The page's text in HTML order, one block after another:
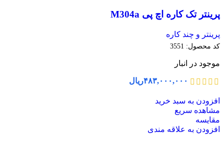
پرینتر تک کاره اچ پی M304a
پرینتر و چند کاره
کد محصول: 3551
موجود در انبار
۴۸۳,۰۰۰,۰۰۰ریال
افزودن به سبد خرید
مشاهده سریع
مقایسه
افزودن به علاقه مندی